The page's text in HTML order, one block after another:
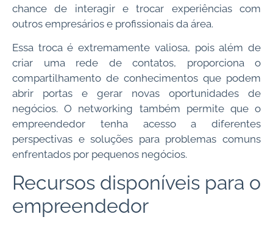
chance de interagir e trocar experiências com
outros empresários e profissionais da área.
Essa troca é extremamente valiosa, pois além de
criar uma rede de contatos, proporciona o
compartilhamento de conhecimentos que podem
abrir portas e gerar novas oportunidades de
negócios. O networking também permite que o
empreendedor tenha acesso a diferentes
perspectivas e soluções para problemas comuns
enfrentados por pequenos negócios.
Recursos disponíveis para o
empreendedor